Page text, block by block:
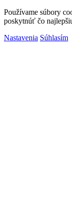
Používame súbory
poskytnúť čo
Nastavenia Súhlasím